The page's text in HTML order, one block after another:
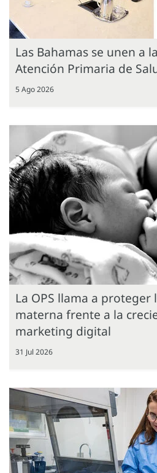
Las Bahamas se unen a
Atención Primaria de
5 Ago 2026
La OPS llama a proteger
materna frente a la
marketing digital
31 Jul 2026